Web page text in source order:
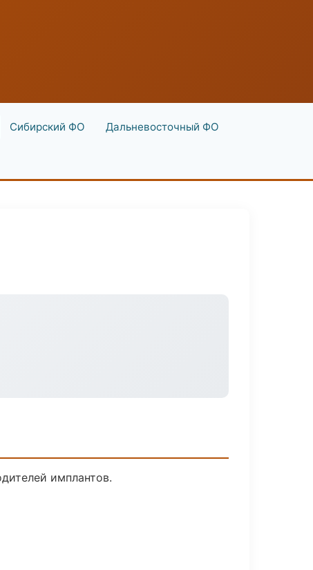
Сибирский ФО Дальневосточный ФО
имплантов.